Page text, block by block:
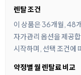
렌탈 조건
이 상품은 36개월, 48
자가관리 옵션을 제공
시작하며, 선택 조건에
약정별 월 렌탈료 비교